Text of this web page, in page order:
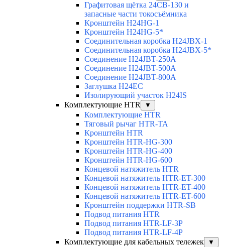
Графитовая щётка 24CB-130 и
запасные части токосъёмника
Кронштейн H24HG-1
Кронштейн H24HG-5*
Соединительная коробка H24JBX-1
Соединительная коробка H24JBX-5*
Соединение H24JBT-250A
Соединение H24JBT-500A
Соединение H24JBT-800A
Заглушка H24EC
Изолирующий участок H24IS
Комплектующие HTR
▼
Комплектующие HTR
Тяговый рычаг HTR-TA
Кронштейн HTR
Кронштейн HTR-HG-300
Кронштейн HTR-HG-400
Кронштейн HTR-HG-600
Концевой натяжитель HTR
Концевой натяжитель HTR-ET-300
Концевой натяжитель HTR-ET-400
Концевой натяжитель HTR-ET-600
Кронштейн поддержки HTR-SB
Подвод питания HTR
Подвод питания HTR-LF-3P
Подвод питания HTR-LF-4P
Комплектующие для кабельных тележек
▼